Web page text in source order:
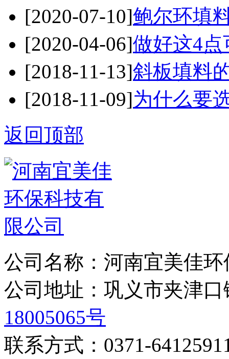
[2020-07-10]鲍尔环填
[2020-04-06]做好这4
[2018-11-13]斜板填料
[2018-11-09]为什么要
返回顶部
公司名称：河南宜美佳
公司地址：巩义市夹
18005065号
联系方式：0371-